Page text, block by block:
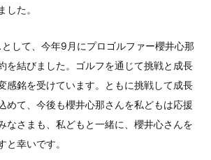
した。
して、今年9月にプロゴルファー櫻井心那
を結びました。ゴルフを通じて挑戦と成長
感銘を受けています。ともに挑戦して成長
めて、今後も櫻井心那さんを私どもは応援
なさまも、私どもと一緒に、櫻井心さんを
と幸いです。